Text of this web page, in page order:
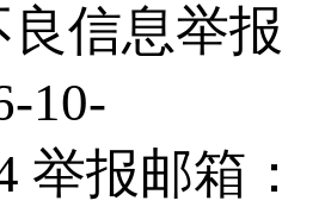
信息举报
10-
举报邮箱：